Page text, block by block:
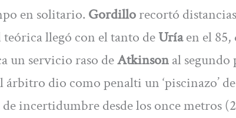
en solitario. Gordillorecortó
llegó con el tanto deUríaen el 85,
un servicio raso deAtkinsonal segundo
árbitro dio como penalti un ‘piscinazo’ de
incertidumbre desde los once metros